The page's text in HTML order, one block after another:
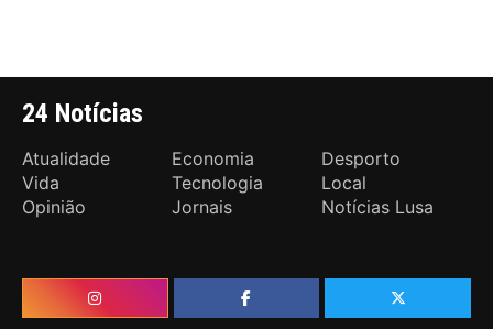
24 Notícias
Atualidade Economia
Desporto
Vida
Tecnologia
Local
Opinião
Jornais Notícias Lusa